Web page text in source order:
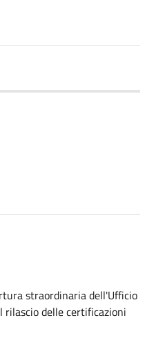
straordinaria dell'Ufficio
rilascio delle certificazioni